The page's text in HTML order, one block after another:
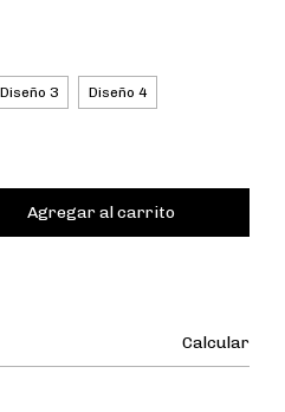
Diseño 3 Diseño 4
Calcular